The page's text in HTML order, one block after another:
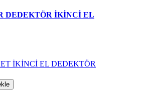
DEDEKTÖR İKİNCİ EL